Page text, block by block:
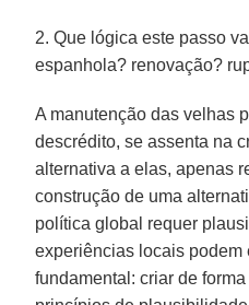
2. Que lógica este passo
espanhola? renovação?
A manutenção das velhas
descrédito, se assenta na
alternativa a elas, apenas
construção de uma
política global requer
experiências locais podem
fundamental: criar de